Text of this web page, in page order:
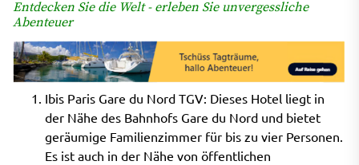
Entdecken Sie die Welt - erleben Sie unvergessliche
Abenteuer
Ibis Paris Gare du Nord TGV: Dieses Hotel liegt in
der Nähe des Bahnhofs Gare du Nord und bietet
geräumige Familienzimmer für bis zu vier Personen.
Es ist auch in der Nähe von öffentlichen